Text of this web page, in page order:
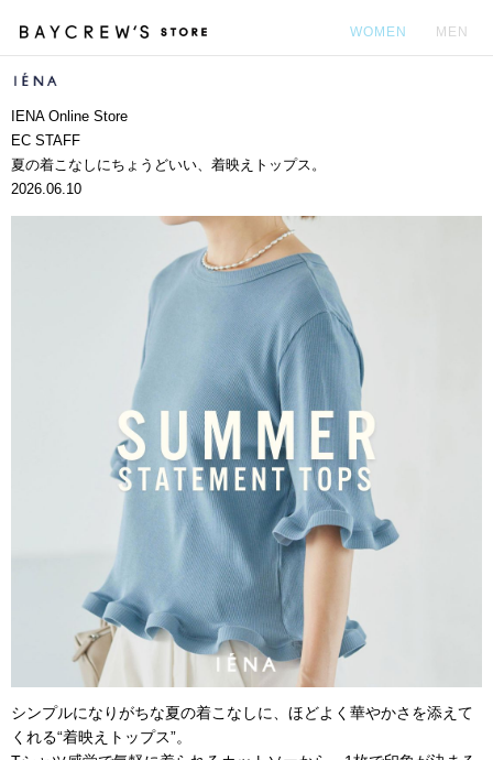
WOMEN MEN
IENA Online Store
EC STAFF
夏の着こなしにちょうどいい、着映えトップス。
2026.06.10
シンプルになりがちな夏の着こなしに、ほどよく華やかさを添えて
くれる“着映えトップス”。